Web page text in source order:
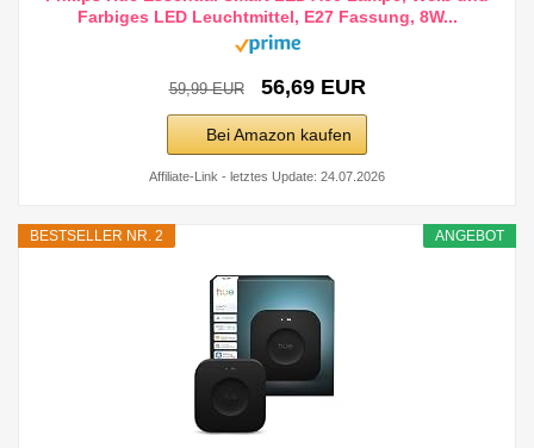
Farbiges LED Leuchtmittel, E27 Fassung, 8W...
59,99 EUR 56,69 EUR
Bei Amazon kaufen
Affiliate-Link - letztes Update: 24.07.2026
ANGEBOT
BESTSELLER NR. 2